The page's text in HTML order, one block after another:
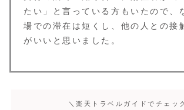
たい」と言っている方もいたので、
場での滞在は短くし、他の人との接
がいいと思いました。
＼楽天トラベルガイドでチェッ